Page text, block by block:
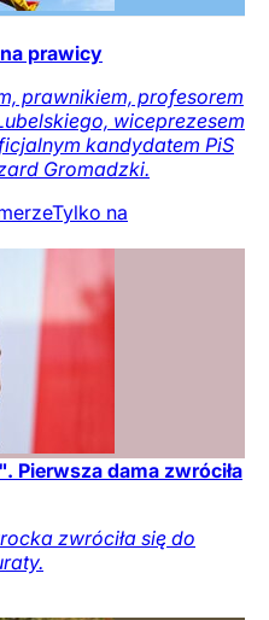
prawicy
prawnikiem, profesorem
wiceprezesem
kandydatem PiS
Gromadzki.
Tylko na
Pierwsza dama zwróciła
zwróciła się do